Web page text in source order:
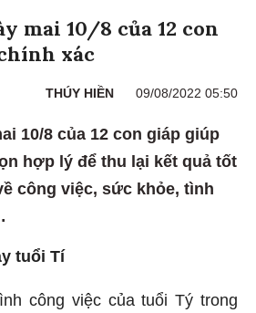
mai 10/8 của 12 con
xác
THÚY HIỀN 09/08/2022 05:50
10/8 của 12 con giáp giúp
hợp lý để thu lại kết quả tốt
công việc, sức khỏe, tình
tuổi Tí
công việc của tuổi Tý trong